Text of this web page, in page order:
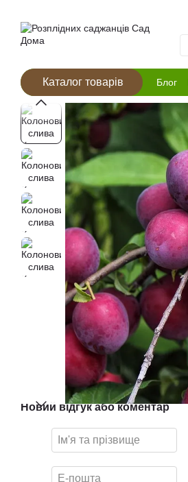
Каталог товарів Блог
Новий відгук або коментар